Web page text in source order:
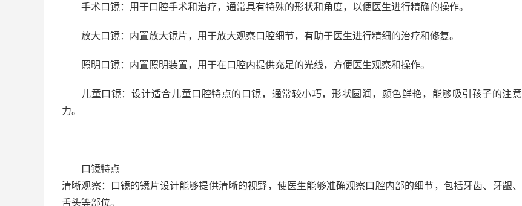
手术口镜：用于口腔手术和治疗，通常具有特殊的形状和角度，以便医生进行精确的操作。
放大口镜：内置放大镜片，用于放大观察口腔细节，有助于医生进行精细的治疗和修复。
照明口镜：内置照明装置，用于在口腔内提供充足的光线，方便医生观察和操作。
儿童口镜：设计适合儿童口腔特点的口镜，通常较小巧，形状圆润，颜色鲜艳，能够吸引孩子的注意
力。
口镜特点
清晰观察：口镜的镜片设计能够提供清晰的视野，使医生能够准确观察口腔内部的细节，包括牙齿、牙龈、
舌头等部位。